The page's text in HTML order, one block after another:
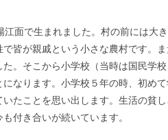
江面で生まれました。村の前には大
皆が親戚という小さな農村です。
。そこから小学校（当時は国民学
なります。小学校５年の時、初め
たことを思い出します。生活の貧
付き合いが続いています。